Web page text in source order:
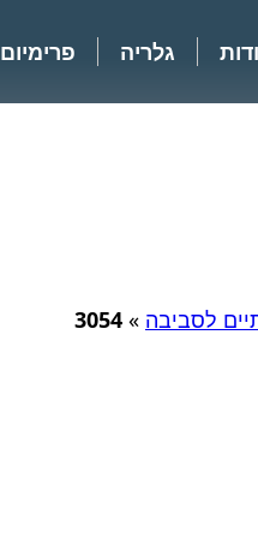
גלריה פרימיום
לסביבה »
3054